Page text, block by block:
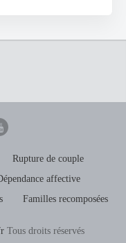
Rupture de couple
affective
Familles recomposées
Tous droits réservés